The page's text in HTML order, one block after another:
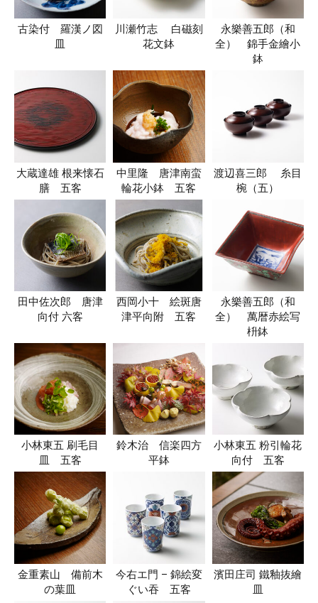
古染付 羅漢ノ図
皿
川瀬竹志 白磁刻
花文鉢
永樂善五郎（和
全） 錦手金繪小
鉢
大蔵達雄 根来懐石
膳 五客
中里隆 唐津南蛮
輪花小鉢 五客
渡辺喜三郎 糸目
椀（五）
田中佐次郎 唐津
向付 六客
西岡小十 絵斑唐
津平向附 五客
永樂善五郎（和
全） 萬暦赤絵写
枡鉢
小林東五 刷毛目
皿 五客
鈴木治 信楽四方
平鉢
小林東五 粉引輪花
向付 五客
金重素山 備前木
の葉皿
今右エ門 – 錦絵変
ぐい吞 五客
濱田庄司 鐵釉抜繪
皿